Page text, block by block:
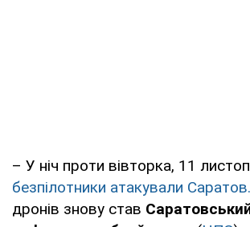
– У ніч проти вівторка, 11
безпілотники атакували Саратов.
дронів знову став